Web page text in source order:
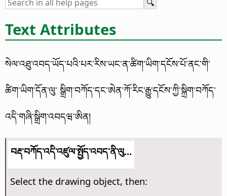
Text Attributes
སེལ་འཐུ་འབད་ཡོད་པའི་པར་རིས་ཡང་ན་ཚིག་ཡིག་དངོས་པོ་ནང་གི་
ཚིག་ཡིག་དོན་ལུ་ སྒྲིག་བཀོད་དང་ཨེན་ཀོ་རིང་རྒྱུ་དངོས་ཀྱི་སྐྲིག་བཀོད་
འདི་གཞི་སྒྲིག་འབདཝ་ཨིན།
བརྡ་བཀོད་འདི་འཛུལ་སྤྱོད་འབད་ནི་ལུ...
Select the drawing object, then: